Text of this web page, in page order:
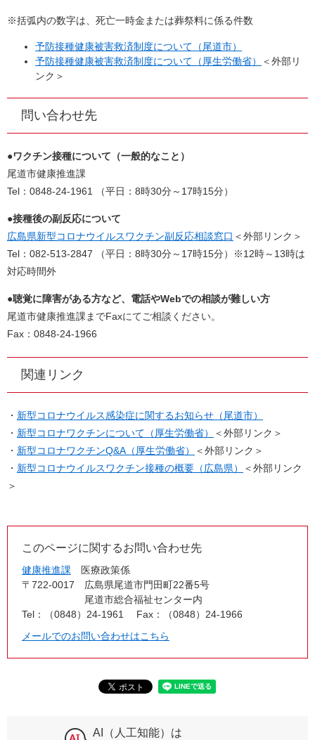
※括弧内の数字は、死亡一時金または葬祭料に係る件数
予防接種健康被害救済制度について（尾道市）
予防接種健康被害救済制度について（厚生労働省）
＜外部リ
ンク＞
問い合わせ先
●ワクチン接種について（一般的なこと）
尾道市健康推進課
Tel：0848-24-1961 （平日：8時30分～17時15分）
●接種後の副反応について
広島県新型コロナウイルスワクチン副反応相談窓口 ＜外部リンク＞
Tel：082-513-2847 （平日：8時30分～17時15分）※12時～13時は
対応時間外
●聴覚に障害がある方など、電話やWebでの相談が難しい方
尾道市健康推進課までFaxにてご相談ください。
Fax：0848-24-1966
関連リンク
・ 新型コロナウイルス感染症に関するお知らせ（尾道市）
・ 新型コロナワクチンについて（厚生労働省）
＜外部リンク＞
・ 新型コロナワクチンQ&A（厚生労働省）
＜外部リンク＞
・ 新型コロナウイルスワクチン接種の概要（広島県）
＜外部リンク
＞
このページに関するお問い合わせ先
健康推進課
医療政策係
〒722-0017
広島県尾道市門田町22番5号
尾道市総合福祉センター内
Tel：（0848）24-1961
Fax：（0848）24-1966
メールでのお問い合わせはこちら
AI（人工知能）は